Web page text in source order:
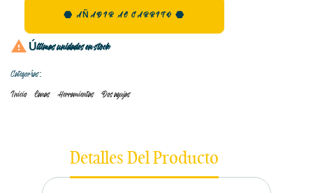
AÑADIR AL CARRITO
 Últimas unidades en stock
Categorías:
Inicio Lanas Herramientas Dos agujas
Detalles Del Producto